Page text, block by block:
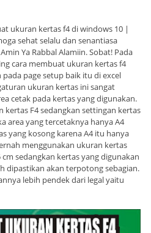
ukuran kertas f4 di windows 10 |
sehat selalu dan senantiasa
Ya Rabbal Alamiin. Sobat! Pada
cara membuat ukuran kertas f4
page setup baik itu di excel
ukuran kertas ini sangat
cetak pada kertas yang digunakan.
kertas F4 sedangkan settingan kertas
area yang tercetaknya hanya A4
yang kosong karena A4 itu hanya
menggunakan ukuran kertas
sedangkan kertas yang digunakan
dipastikan akan terpotong sebagian.
lebih pendek dari legal yaitu